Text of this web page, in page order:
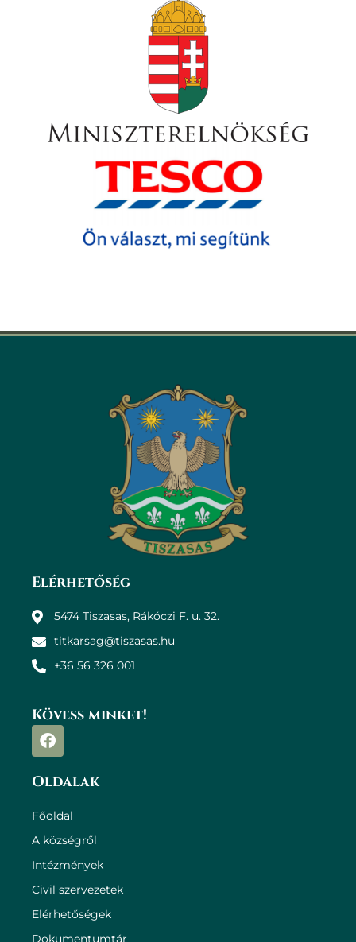
Elérhetőség
5474 Tiszasas, Rákóczi F. u. 32.
titkarsag@tiszasas.hu
+36 56 326 001
Kövess minket!
Oldalak
Főoldal
A községről
Intézmények
Civil szervezetek
Elérhetőségek
Dokumentumtár